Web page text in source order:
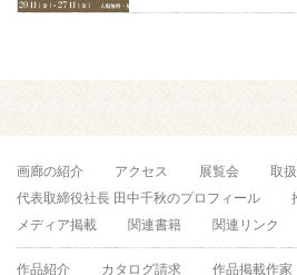
画廊の紹介 アクセス 展覧会
取
代表取締役社長 田中千秋のプロフィール
メディア掲載
関連書籍 関連リンク
作品紹介 カタログ請求 作品掲載作家